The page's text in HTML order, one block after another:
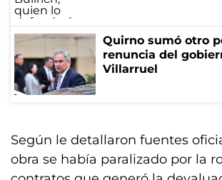
Quirno sumó otro
renuncia del
Villarruel
Según le detallaron fuentes
obra se había paralizado por la